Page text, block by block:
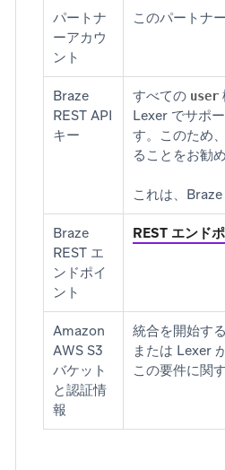
パートナ
ーアカウ
ント
このパートナ
Braze
REST API
キー
すべての user
Lexer でサポ
す。このため
ることをお勧
これは、
Braze
REST エ
ンドポイ
ント
REST エンド
Amazon
AWS S3
バケット
と認証情
報
統合を開始す
または Lexer
この要件に関